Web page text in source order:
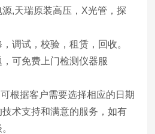
,天瑞原装高压，X光管，探
调试，校验，租赁，回收。
可免费上门检测仪器服
根据客户需要选择相应的日期
术支持和满意的服务，如有